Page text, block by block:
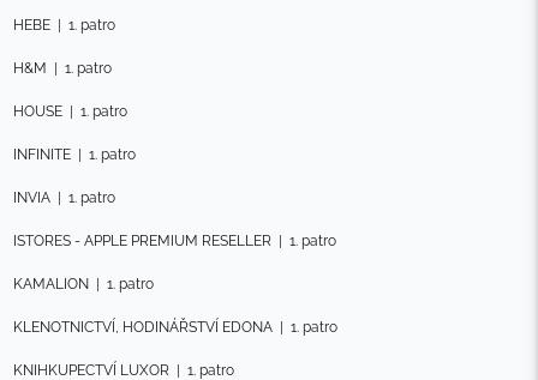
HEBE | 1. patro
H&M | 1. patro
HOUSE | 1. patro
INFINITE | 1. patro
INVIA | 1. patro
ISTORES - APPLE PREMIUM RESELLER | 1. patro
KAMALION | 1. patro
KLENOTNICTVÍ, HODINÁŘSTVÍ EDONA | 1. patro
KNIHKUPECTVÍ LUXOR | 1. patro